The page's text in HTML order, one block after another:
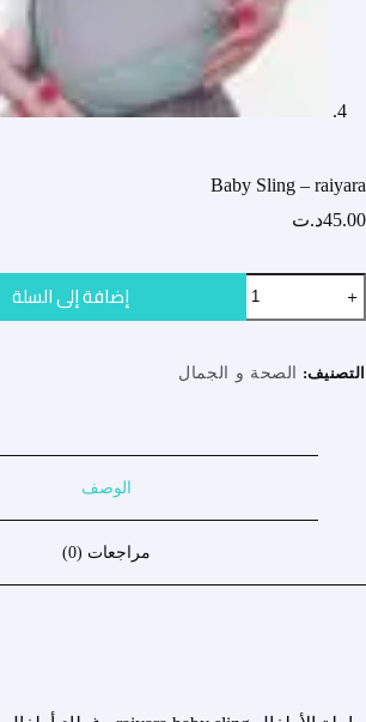
Baby Sling – raiyara
45.00د.ت
كمية
Baby
Sling
raiyara
إضافة إلى السلة
التصنيف: الصحة و الجمال
الوصف
مراجعات (0)